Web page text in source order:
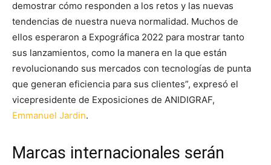
demostrar cómo responden a los retos y las nuevas
tendencias de nuestra nueva normalidad. Muchos de
ellos esperaron a Expográfica 2022 para mostrar tanto
sus lanzamientos, como la manera en la que están
revolucionando sus mercados con tecnologías de punta
que generan eficiencia para sus clientes”, expresó el
vicepresidente de Exposiciones de ANIDIGRAF,
Emmanuel Jardin.
Marcas internacionales serán